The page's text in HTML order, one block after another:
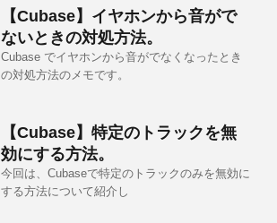
【Cubase】イヤホンから音がで
ないときの対処方法。
Cubase でイヤホンから音がでなくなったとき
の対処方法のメモです。
【Cubase】特定のトラックを無
効にする方法。
今回は、Cubaseで特定のトラックのみを無効に
する方法について紹介し